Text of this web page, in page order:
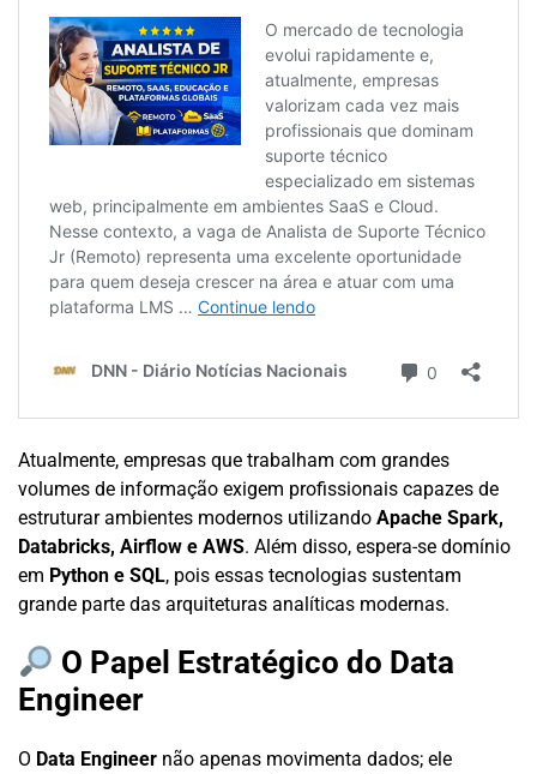
Atualmente, empresas que trabalham com grandes
volumes de informação exigem profissionais capazes de
estruturar ambientes modernos utilizando Apache Spark,
Databricks, Airflow e AWS. Além disso, espera-se domínio
em Python e SQL, pois essas tecnologias sustentam
grande parte das arquiteturas analíticas modernas.
O Papel Estratégico do Data
Engineer
O Data Engineer não apenas movimenta dados; ele